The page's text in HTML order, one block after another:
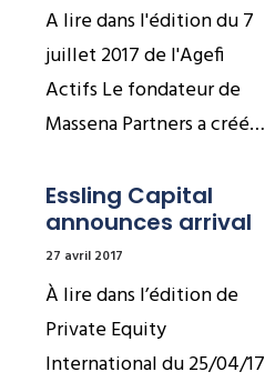
A lire dans l'édition du 7
juillet 2017 de l'Agefi
Actifs Le fondateur de
Massena Partners a créé…
Essling Capital
announces arrival
27 avril 2017
À lire dans l’édition de
Private Equity
International du 25/04/17